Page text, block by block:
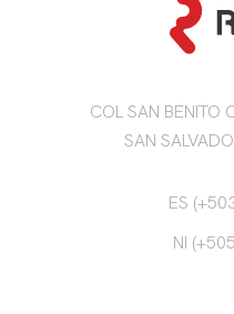
COL SAN BENITO
SAN
ES
NI